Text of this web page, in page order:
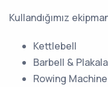
Kullandığımız
Kettlebell
Barbell &
Rowing Machine